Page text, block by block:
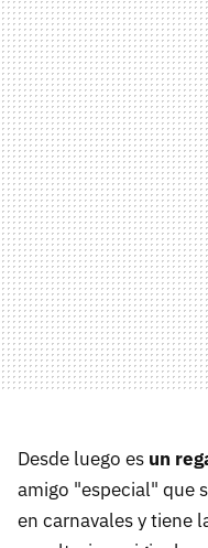
Desde luego es un
amigo "especial" que
en carnavales y tiene